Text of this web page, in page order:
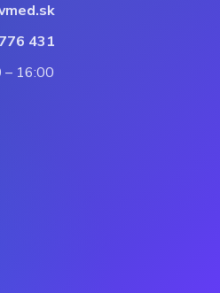
431
– 16:00